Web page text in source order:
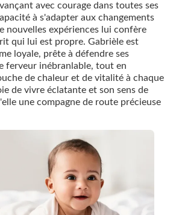
avec courage dans toutes ses
à s'adapter aux changements
nouvelles expériences lui confère
qui lui est propre. Gabrièle est
loyale, prête à défendre ses
ferveur inébranlable, tout en
de chaleur et de vitalité à chaque
de vivre éclatante et son sens de
une compagne de route précieuse